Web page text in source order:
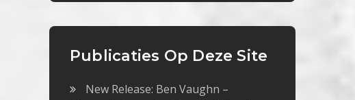
Publicaties Op Deze Site
New Release: Ben Vaughn –